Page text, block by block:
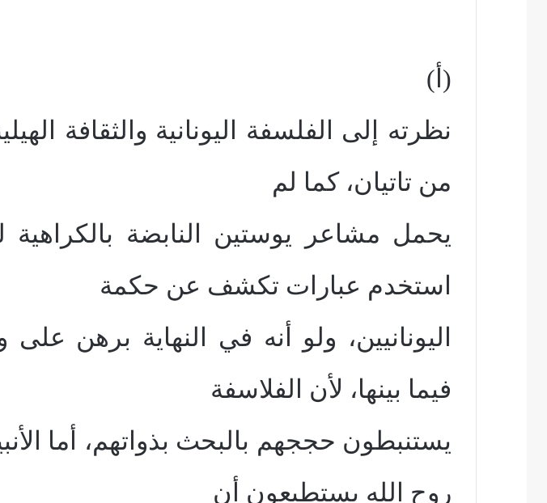
(أ)
نظرته إلى الفلسفة اليونانية والثقافة
من تاتيان، كما لم
يحمل مشاعر يوستين النابضة بالكراهية
استخدم عبارات تكشف عن حكمة
اليونانيين، ولو أنه في النهاية برهن
فيما بينها، لأن الفلاسفة
يستنبطون حججهم بالبحث بذواتهم، أما
روح الله يستطيعون أن